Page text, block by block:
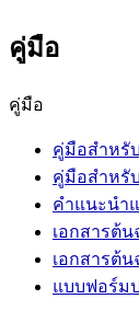
คู่มือ
คู่มือ
คู่มือสำหรั
คู่มือสำหรั
คำแนะนำ
เอกสารต้
เอกสารต้
แบบฟอร์ม